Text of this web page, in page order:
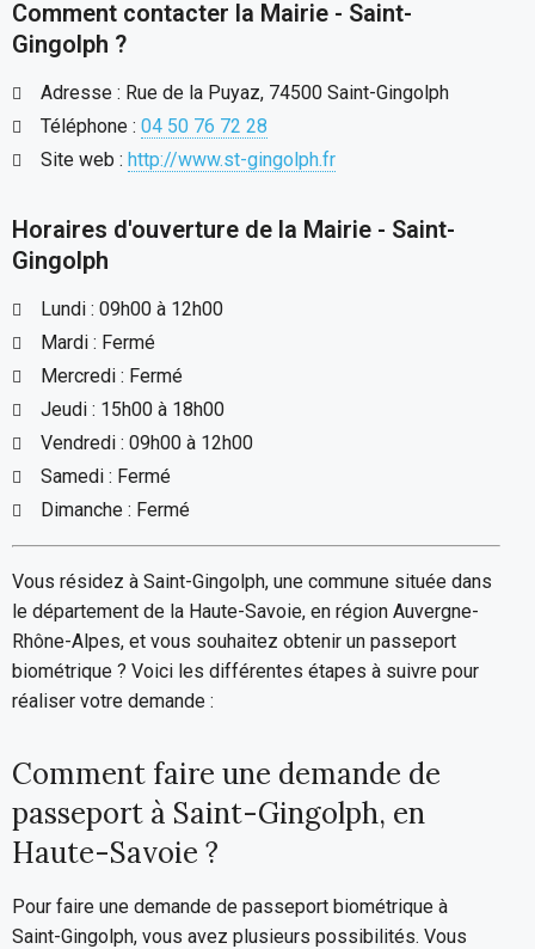
Comment contacter la Mairie - Saint-
Gingolph ?
Adresse : Rue de la Puyaz, 74500 Saint-Gingolph
Téléphone : 04 50 76 72 28
Site web : http://www.st-gingolph.fr
Horaires d'ouverture de la Mairie - Saint-
Gingolph
Lundi : 09h00 à 12h00
Mardi : Fermé
Mercredi : Fermé
Jeudi : 15h00 à 18h00
Vendredi : 09h00 à 12h00
Samedi : Fermé
Dimanche : Fermé
Vous résidez à Saint-Gingolph, une commune située dans
le département de la Haute-Savoie, en région Auvergne-
Rhône-Alpes, et vous souhaitez obtenir un passeport
biométrique ? Voici les différentes étapes à suivre pour
réaliser votre demande :
Comment faire une demande de
passeport à Saint-Gingolph, en
Haute-Savoie ?
Pour faire une demande de passeport biométrique à
Saint-Gingolph, vous avez plusieurs possibilités. Vous